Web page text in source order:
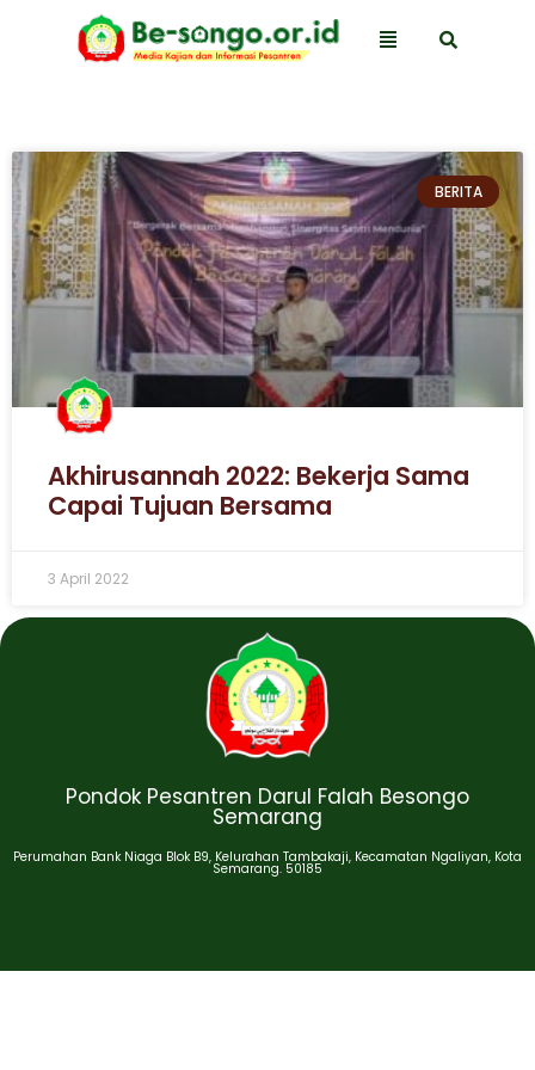
BERITA
Akhirusannah 2022: Bekerja Sama
Capai Tujuan Bersama
3 April 2022
Pondok Pesantren Darul Falah Besongo
Semarang
Perumahan Bank Niaga Blok B9, Kelurahan Tambakaji, Kecamatan Ngaliyan, Kota
Semarang. 50185